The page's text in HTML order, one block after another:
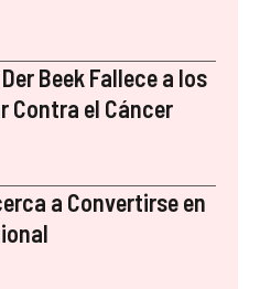
Beek Fallece a los
Contra el Cáncer
a Convertirse en